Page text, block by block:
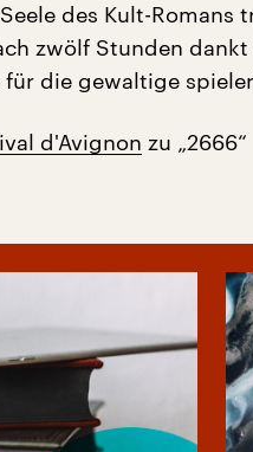
des Kult-Romans
zwölf Stunden
für die gewaltige
d'Avignon zu „2666“